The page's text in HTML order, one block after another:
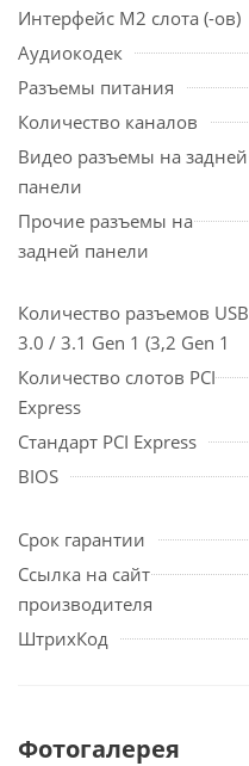
Интерфейс М2 слота (-ов)
Аудиокодек
Разъемы питания
Количество каналов
Видео разъемы на задней
панели
Прочие разъемы на
задней панели
Количество разъемов USB
3.0 / 3.1 Gen 1 (3,2 Gen 1
Количество слотов PCI
Express
Стандарт PCI Express
BIOS
Срок гарантии
Ссылка на сайт
производителя
ШтрихКод
Фотогалерея